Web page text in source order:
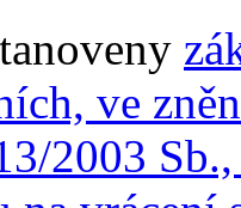
ve
2003